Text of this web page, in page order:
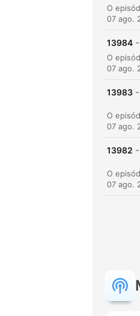
07 ago.
13984 -
07 ago.
13983 -
07 ago.
13982 -
07 ago.